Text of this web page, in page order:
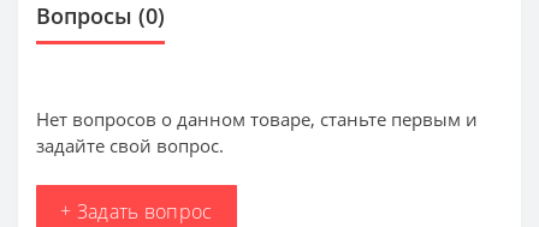
Вопросы (0)
Нет вопросов о данном товаре, станьте первым и
задайте свой вопрос.
+ Задать вопрос